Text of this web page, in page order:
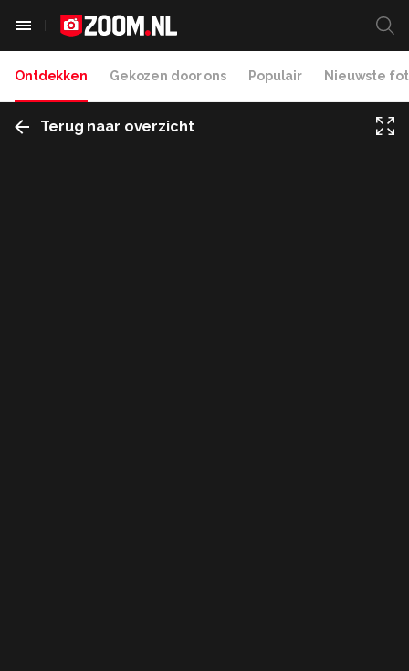
Ontdekken Gekozen door ons Populair Nieuwste
Terug naar overzicht